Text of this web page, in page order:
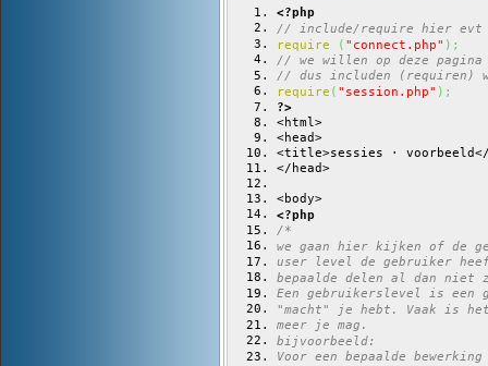
<?php
// include/require hier evt
require
( "connect.php" ) ;
// we willen op deze pagina
// dus includen (requiren)
require ( "session.php" ) ;
?>
<html>
<head>
<title>sessies ·
</head>
<body>
<?php
/*
we gaan hier kijken of de
user level de gebruiker
bepaalde delen al dan niet
Een gebruikerslevel is een
"macht" je hebt. Vaak is
meer je mag.
bijvoorbeeld:
Voor een bepaalde